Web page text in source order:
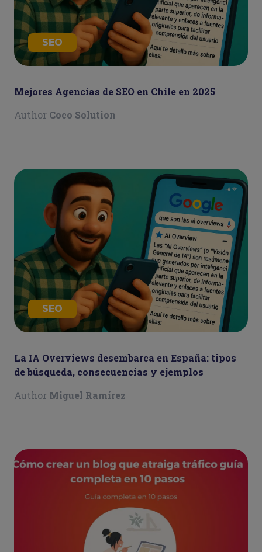
SEO
Mejores Agencias de SEO en Chile en 2025
Author Coco Solution
SEO
La IA Overviews desembarca en España: tipos
de búsqueda, consecuencias y ejemplos
Author Miguel Ramírez